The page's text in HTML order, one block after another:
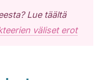
Lue täältä
väliset erot